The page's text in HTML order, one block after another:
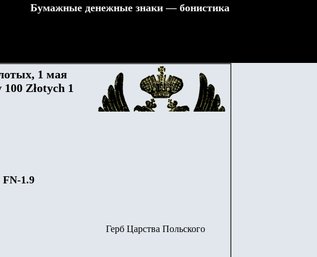
Бумажные денежные знаки — бонистика
1 мая
100 Złotych 1
FN-1.9
Герб Царства Польского